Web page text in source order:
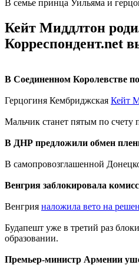
В семье принца Уильяма и
Кейт Миддлтон
Корреспондент.net
В Соединенном Королевстве
Герцогиня Кембриджская Кейт
Мальчик станет пятым по счету
В ДНР предложили обмен
В самопровозглашенной
Венгрия заблокировала
Венгрия наложила вето на
Будапешт уже в третий раз
образовании.
Премьер-министр Армении